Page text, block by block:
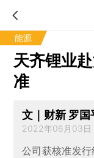
能源
天齐锂业
准
文｜财新 罗国
2022年06月03日
公司获核准发